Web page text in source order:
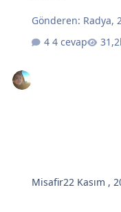
Gönderen: Radya,
4 cevap
Misafir22 Kasım ,